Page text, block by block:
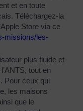
et en toute
Téléchargez-la
Store via ce
missions/les-
plus fluide et
tout en
Pour ceux qui
les maisons
que le